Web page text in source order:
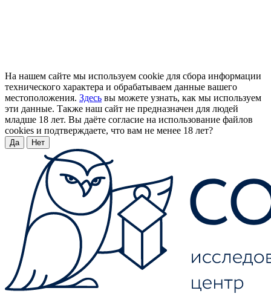
На нашем сайте мы используем cookie для сбора информации
технического характера и обрабатываем данные вашего
местоположения. Здесь вы можете узнать, как мы используем
эти данные. Также наш сайт не предназначен для людей
младше 18 лет. Вы даёте согласие на использование файлов
cookies и подтверждаете, что вам не менее 18 лет?
Да Нет